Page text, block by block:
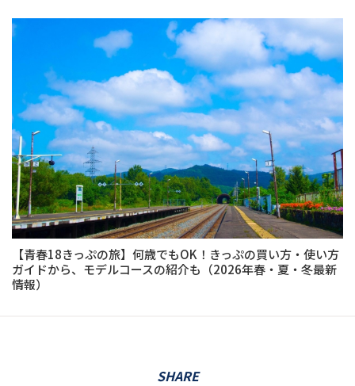
【青春18きっぷの旅】何歳でもOK！きっぷの買い方・使い方
ガイドから、モデルコースの紹介も（2026年春・夏・冬最新
情報）
SHARE